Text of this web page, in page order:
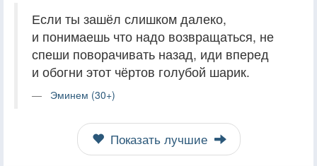
Если ты зашёл слишком далеко,
и понимаешь что надо возвращаться, не
спеши поворачивать назад, иди вперед
и обогни этот чёртов голубой шарик.
Эминем (30+)
Показать лучшие